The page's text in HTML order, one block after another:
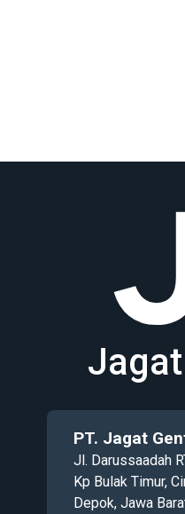
PT. Jagat
Jl. Darussaadah
Kp Bulak Timur,
Depok, Jawa